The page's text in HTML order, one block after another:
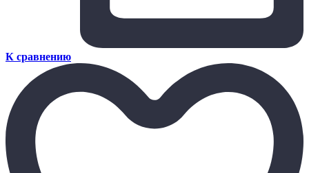
К сравнению